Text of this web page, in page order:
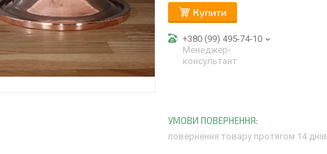
Купити
+380 (99) 495-74-10
Менеджер-
консультант
повернення товару протягом 14 днів